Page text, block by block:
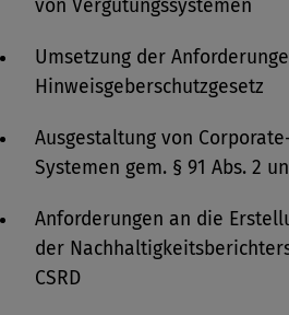
von Vergütungssystemen
Umsetzung der
Hinweisgeberschutzgesetz
Ausgestaltung von
Systemen gem. § 91 Abs. 2
Anforderungen an die
der
CSRD